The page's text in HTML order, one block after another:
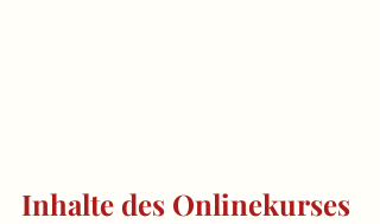
Inhalte des Onlinekurses